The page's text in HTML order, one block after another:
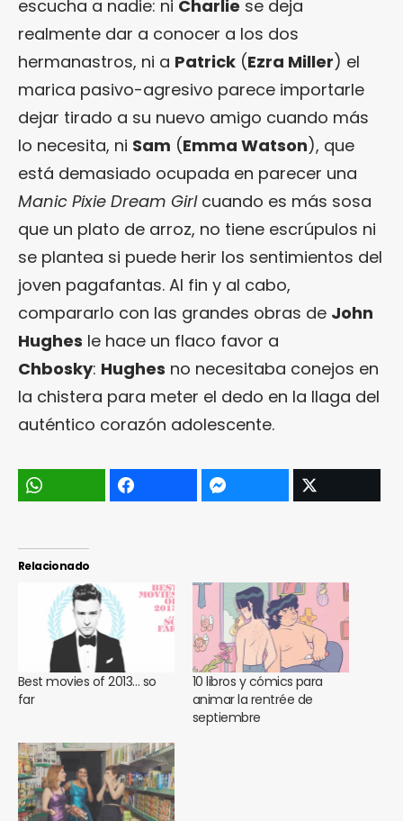
escucha a nadie: ni Charlie se deja
realmente dar a conocer a los dos
hermanastros, ni a Patrick (Ezra Miller) el
marica pasivo-agresivo parece importarle
dejar tirado a su nuevo amigo cuando más
lo necesita, ni Sam (Emma Watson), que
está demasiado ocupada en parecer una
Manic Pixie Dream Girlcuando es más sosa
que un plato de arroz, no tiene escrúpulos ni
se plantea si puede herir los sentimientos del
joven pagafantas. Al fin y al cabo,
compararlo con las grandes obras de John
Hughes le hace un flaco favor a
Chbosky: Hughes no necesitaba conejos en
la chistera para meter el dedo en la llaga del
auténtico corazón adolescente.
Relacionado
Best movies of 2013… so
far
10 libros y cómics para
animar la rentrée de
septiembre